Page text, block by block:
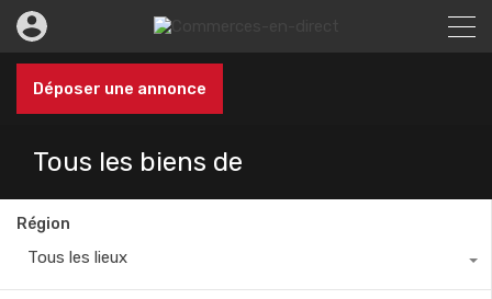
Déposer une annonce
Tous les biens de
Région
Tous les lieux